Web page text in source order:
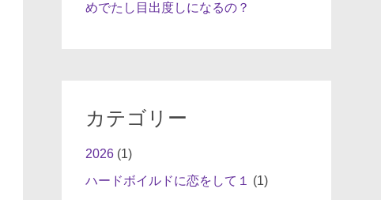
めでたし目出度しになるの？
カテゴリー
2026(1)
ハードボイルドに恋をして１
(1)